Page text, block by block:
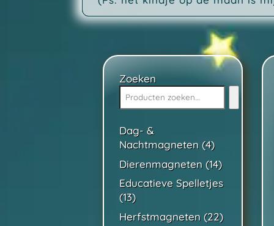
Zoeken
Dag- &
Nachtmagneten 44
producten
Dierenmagneten 1414
Educatieve Spelletjes
1313
producten
Herfstmagneten 2222